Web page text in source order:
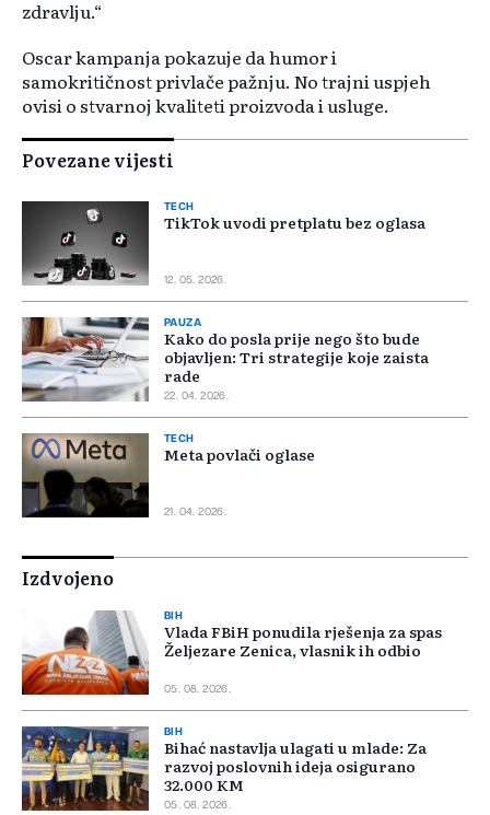
zdravlju.“
Oscar kampanja pokazuje da humor i
samokritičnost privlače pažnju. No trajni uspjeh
ovisi o stvarnoj kvaliteti proizvoda i usluge.
Povezane vijesti
TECH
TikTok uvodi pretplatu bez oglasa
12. 05. 2026.
PAUZA
Kako do posla prije nego što bude
objavljen: Tri strategije koje zaista
rade
22. 04. 2026.
TECH
Meta povlači oglase
21. 04. 2026.
Izdvojeno
BIH
Vlada FBiH ponudila rješenja za spas
Željezare Zenica, vlasnik ih odbio
05. 08. 2026.
BIH
Bihać nastavlja ulagati u mlade: Za
razvoj poslovnih ideja osigurano
32.000 KM
05. 08. 2026.